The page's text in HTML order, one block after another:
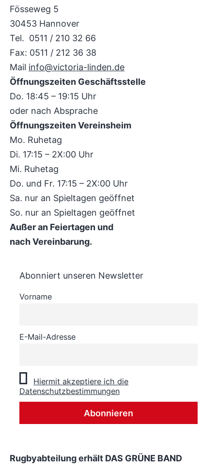
Fösseweg 5
30453 Hannover
Tel. 0511 / 210 32 66
Fax: 0511 / 212 36 38
Mail info@victoria-linden.de
Öffnungszeiten Geschäftsstelle
Do. 18:45 – 19:15 Uhr
oder nach Absprache
Öffnungszeiten Vereinsheim
Mo. Ruhetag
Di. 17:15 – 2X:00 Uhr
Mi. Ruhetag
Do. und Fr. 17:15 – 2X:00 Uhr
Sa. nur an Spieltagen geöffnet
So. nur an Spieltagen geöffnet
Außer an Feiertagen und
nach Vereinbarung.
Abonniert unseren Newsletter
Vorname
E-Mail-Adresse
Hiermit akzeptiere ich die
Datenschutzbestimmungen
Rugbyabteilung erhält DAS GRÜNE BAND